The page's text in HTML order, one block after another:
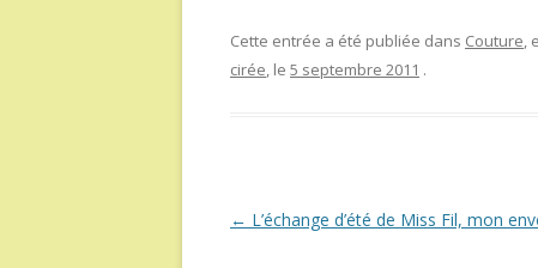
Cette entrée a été publiée dans Couture,
cirée, le 5 septembre 2011 .
Navigation
← L’échange d’été de Miss Fil, mon